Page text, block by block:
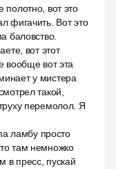
полотно, вот это
фигачить. Вот это
баловство.
вот этот
вообще вот эта
у мистера
такой,
перемолол. Я
ламбу просто
там немножко
в пресс, пускай